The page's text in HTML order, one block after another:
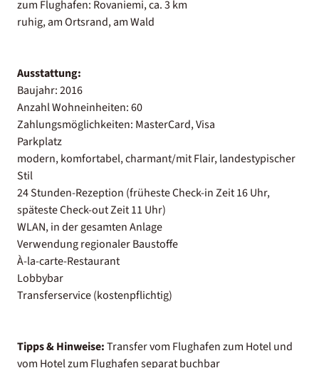
zum Flughafen: Rovaniemi, ca. 3 km
ruhig, am Ortsrand, am Wald
Ausstattung:
Baujahr: 2016
Anzahl Wohneinheiten: 60
Zahlungsmöglichkeiten: MasterCard, Visa
Parkplatz
modern, komfortabel, charmant/mit Flair, landestypischer
Stil
24 Stunden-Rezeption (früheste Check-in Zeit 16 Uhr,
späteste Check-out Zeit 11 Uhr)
WLAN, in der gesamten Anlage
Verwendung regionaler Baustoffe
À-la-carte-Restaurant
Lobbybar
Transferservice (kostenpflichtig)
Tipps & Hinweise:Transfer vom Flughafen zum Hotel und
vom Hotel zum Flughafen separat buchbar